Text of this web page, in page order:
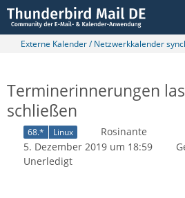
Externe Kalender / Netzwerkkalender
Terminerinnerungen
schließen
68.* Linux
Rosinante
5. Dezember 2019 um 18:59
Unerledigt